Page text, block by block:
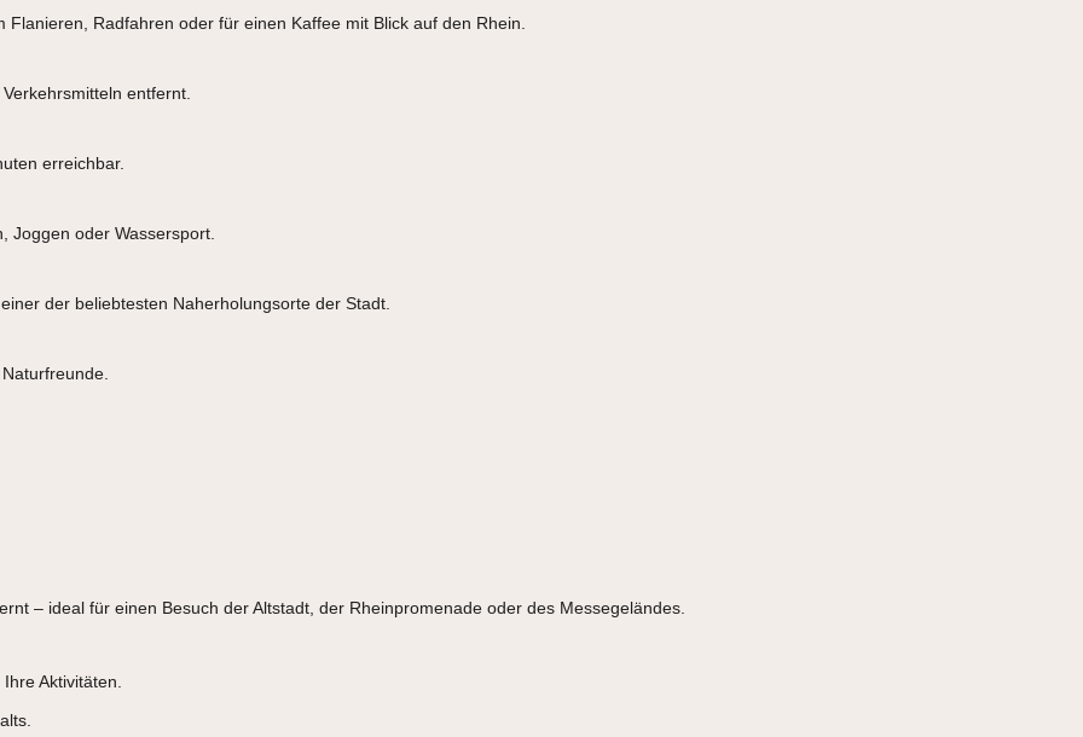
Radfahren oder für einen Kaffee mit Blick auf den Rhein.
entfernt.
erreichbar.
Joggen oder Wassersport.
der beliebtesten Naherholungsorte der Stadt.
– ideal für einen Besuch der Altstadt, der Rheinpromenade oder des Messegeländes.
Aktivitäten.